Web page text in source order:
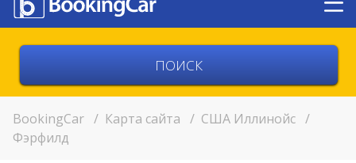
Выберите город
BookingCar / Карта сайта / США Иллинойс /
Фэрфилд